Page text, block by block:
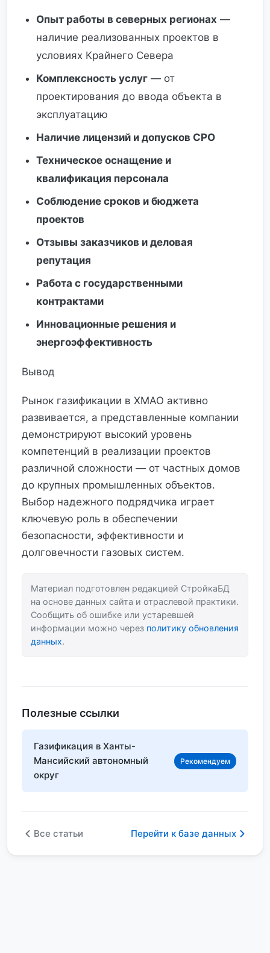
Опыт работы в северных регионах —
наличие реализованных проектов в
условиях Крайнего Севера
Комплексность услуг — от
проектирования до ввода объекта в
эксплуатацию
Наличие лицензий и допусков СРО
Техническое оснащение и
квалификация персонала
Соблюдение сроков и бюджета
проектов
Отзывы заказчиков и деловая
репутация
Работа с государственными
контрактами
Инновационные решения и
энергоэффективность
Вывод
Рынок газификации в ХМАО активно
развивается, а представленные компании
демонстрируют высокий уровень
компетенций в реализации проектов
различной сложности — от частных домов
до крупных промышленных объектов.
Выбор надежного подрядчика играет
ключевую роль в обеспечении
безопасности, эффективности и
долговечности газовых систем.
Материал подготовлен редакцией СтройкаБД
на основе данных сайта и отраслевой практики.
Сообщить об ошибке или устаревшей
информации можно через политику обновления
данных.
Полезные ссылки
Газификация в Ханты-
Мансийский автономный
округ
Рекомендуем
Все статьи Перейти к базе данных